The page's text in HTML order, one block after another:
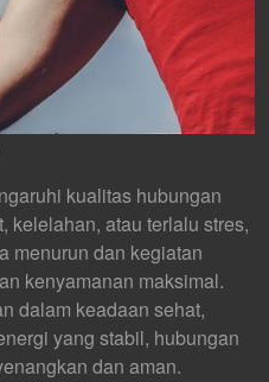
kualitas hubungan
kelelahan, atau terlalu stres,
menurun dan kegiatan
kenyamanan maksimal.
dalam keadaan sehat,
yang stabil, hubungan
dan aman.